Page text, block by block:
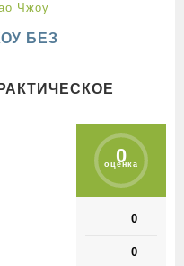
Чжоу
БЕЗ
0
оценка
0
0